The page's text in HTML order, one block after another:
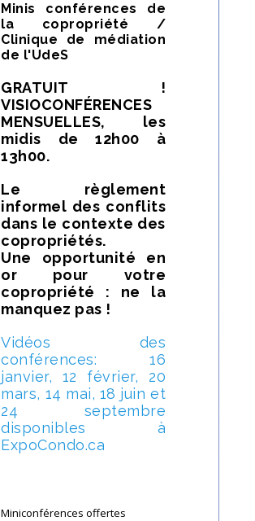
Minis conférences de
la copropriété /
Clinique de médiation
de l'UdeS
GRATUIT !
VISIOCONFÉRENCES
MENSUELLES, les
midis de 12h00 à
13h00.
Le règlement
informel des conflits
dans le contexte des
copropriétés.
Une opportunité en
or pour votre
copropriété : ne la
manquez pas !
Vidéos des
conférences: 16
janvier, 12 février, 20
mars, 14 mai, 18 juin et
24 septembre
disponibles à
ExpoCondo.ca
Miniconférences offertes